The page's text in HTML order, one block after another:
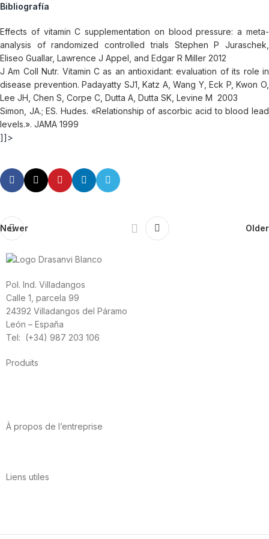
Bibliografía
Effects of vitamin C supplementation on blood pressure: a meta-
analysis of randomized controlled trials Stephen P Juraschek,
Eliseo Guallar, Lawrence J Appel, and Edgar R Miller 2012
J Am Coll Nutr. Vitamin C as an antioxidant: evaluation of its role in
disease prevention. Padayatty SJ1, Katz A, Wang Y, Eck P, Kwon O,
Lee JH, Chen S, Corpe C, Dutta A, Dutta SK, Levine M 2003
Simon, JA.; ES. Hudes. «Relationship of ascorbic acid to blood lead
levels.». JAMA 1999
]]>
Newer Older
Pol. Ind. Villadangos
Calle 1, parcela 99
24392 Villadangos del Páramo
León – España
Tel: (+34) 987 203 106
Produits
À propos de l’entreprise
Liens utiles